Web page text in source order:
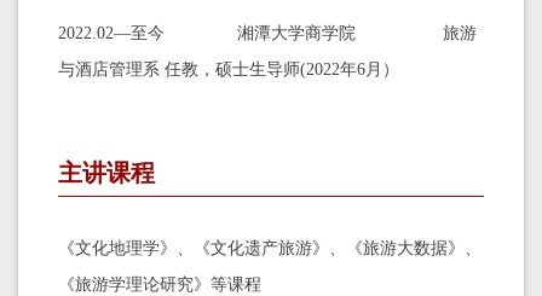
2022.02—至今 湘潭大学商学院 旅游
与酒店管理系 任教，硕士生导师(2022年6月）
主讲课程
《文化地理学》、《文化遗产旅游》、《旅游大数据》、
《旅游学理论研究》等课程